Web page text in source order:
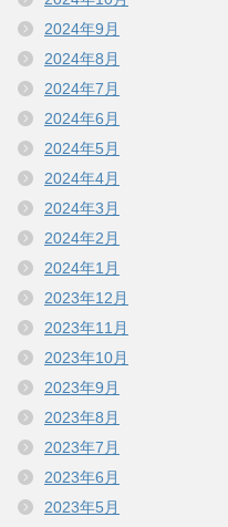
2024年9月
2024年8月
2024年7月
2024年6月
2024年5月
2024年4月
2024年3月
2024年2月
2024年1月
2023年12月
2023年11月
2023年10月
2023年9月
2023年8月
2023年7月
2023年6月
2023年5月